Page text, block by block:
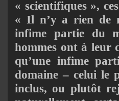
« scientifiques »,
« Il n’y a rien de
infime partie du
hommes ont à leur
qu’une infime
domaine – celui le
inclus, ou plutôt